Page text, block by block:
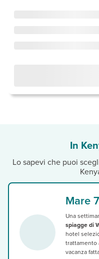
In
Lo sapevi che puoi
Mare
Una
spiagge di
hotel
trattamento
vacanza